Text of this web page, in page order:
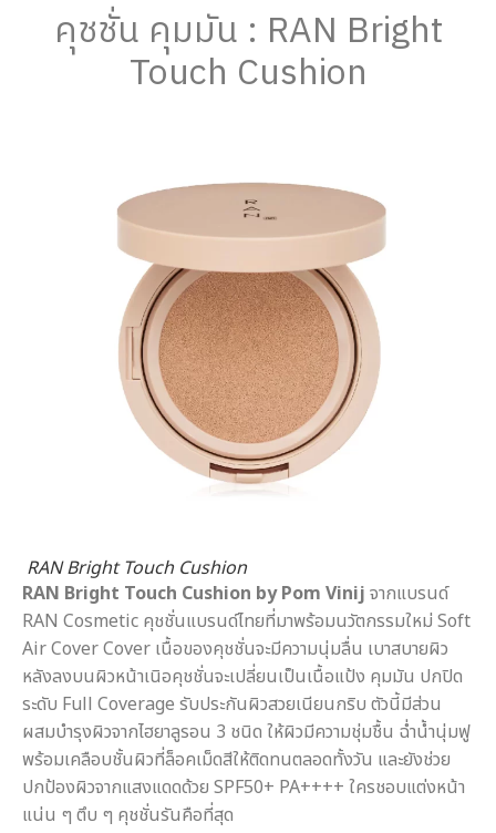
คุชชั่น คุมมัน : RAN Bright
Touch Cushion
RAN Bright Touch Cushion
RAN Bright Touch Cushion by Pom Vinij จากแบรนด์
RAN Cosmetic คุชชั่นแบรนด์ไทยที่มาพร้อมนวัตกรรมใหม่ Soft
Air Cover Cover เนื้อของคุชชั่นจะมีความนุ่มลื่น เบาสบายผิว
หลังลงบนผิวหน้าเนิอคุชชั่นจะเปลี่ยนเป็นเนื้อแป้ง คุมมัน ปกปิด
ระดับ Full Coverage รับประกันผิวสวยเนียนกริบ ตัวนี้มีส่วน
ผสมบำรุงผิวจากไฮยาลูรอน 3 ชนิด ให้ผิวมีความชุ่มชื้น ฉ่ำน้ำนุ่มฟู
พร้อมเคลือบชั้นผิวที่ล็อคเม็ดสีให้ติดทนตลอดทั้งวัน และยังช่วย
ปกป้องผิวจากแสงแดดด้วย SPF50+ PA++++ ใครชอบแต่งหน้า
แน่น ๆ ตึบ ๆ คุชชั่นรันคือที่สุด